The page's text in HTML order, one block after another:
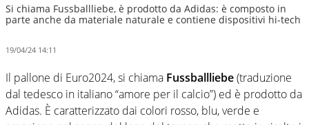
Si chiama Fussballliebe, è prodotto da Adidas: è composto in
parte anche da materiale naturale e contiene dispositivi hi-tech
19/04/24 14:11
Il pallone di Euro2024, si chiama Fussballliebe(traduzione
dal tedesco in italiano “amore per il calcio”) ed è prodotto da
Adidas. È caratterizzato dai colori rosso, blu, verde e